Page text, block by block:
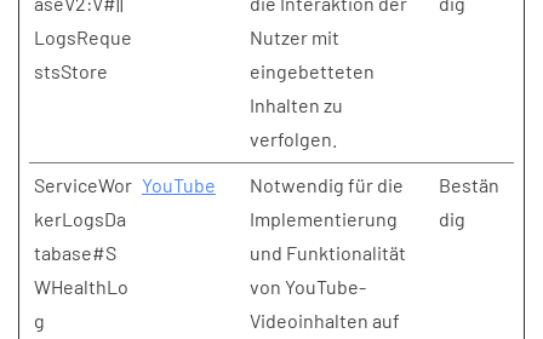
LogsReque
stsStore
Nutzer mit
eingebetteten
Inhalten zu
verfolgen.
ServiceWor
kerLogsDa
tabase#S
WHealthLo
g
YouTube
Notwendig für die
Implementierung
und Funktionalität
von YouTube-
Videoinhalten auf
Bestän
dig